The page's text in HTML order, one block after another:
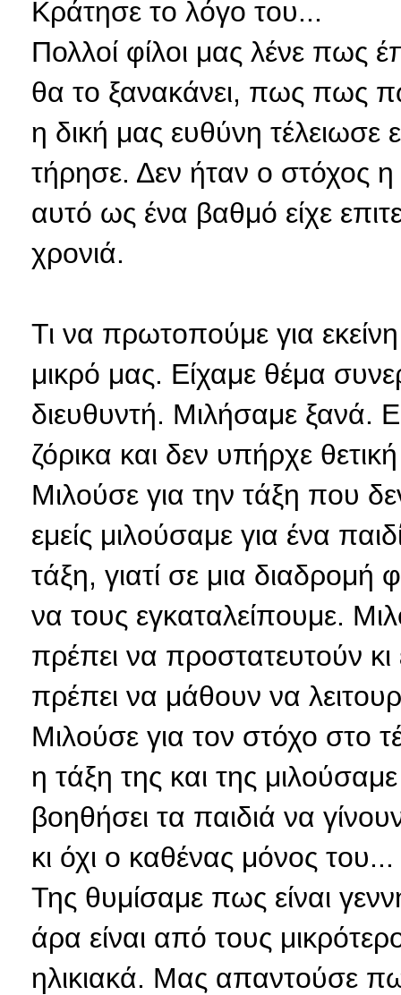
Κράτησε το λόγο του...
Πολλοί φίλοι μας λένε πως
θα το ξανακάνει, πως πως
η δική μας ευθύνη τέλειωσε
τήρησε. Δεν ήταν ο στόχος η
αυτό ως ένα βαθμό είχε
χρονιά.
Τι να πρωτοπούμε για
μικρό μας. Είχαμε θέμα
διευθυντή. Μιλήσαμε ξανά.
ζόρικα και δεν υπήρχε
Μιλούσε για την τάξη που
εμείς μιλούσαμε για ένα
τάξη, γιατί σε μια
να τους εγκαταλείπουμε.
πρέπει να προστατευτούν
πρέπει να μάθουν να
Μιλούσε για τον στόχο στο
η τάξη της και της
βοηθήσει τα παιδιά να
κι όχι ο καθένας μόνος του...
Της θυμίσαμε πως είναι
άρα είναι από τους
ηλικιακά. Μας απαντούσε